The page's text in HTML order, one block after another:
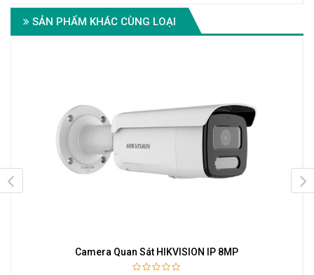
SẢN PHẨM KHÁC CÙNG LOẠI
Camera Quan Sát HIKVISION IP 8MP